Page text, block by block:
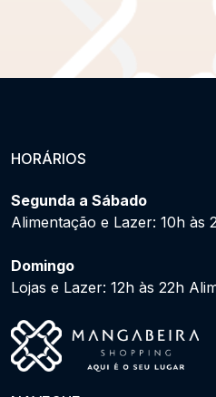
HORÁRIOS
Segunda a Sábado
Alimentação e Lazer: 10h às
Domingo
Lojas e Lazer: 12h às 22h